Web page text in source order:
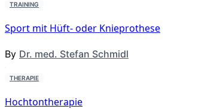
TRAINING
Sport mit Hüft- oder Knieprothese
By Dr. med. Stefan Schmidl
THERAPIE
Hochtontherapie